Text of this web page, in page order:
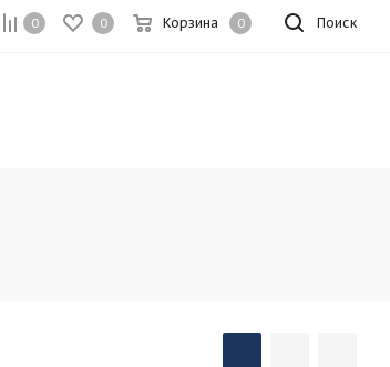
Поиск
0 0 Корзина 0